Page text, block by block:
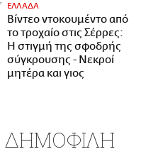
ΕΛΛΑΔΑ
Βίντεο ντοκουμέντο από
το τροχαίο στις Σέρρες:
Η στιγμή της σφοδρής
σύγκρουσης - Νεκροί
μητέρα και γιος
ΔΗΜΟΦΙΛΗ